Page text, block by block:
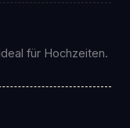
für Hochzeiten.